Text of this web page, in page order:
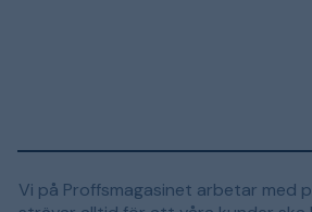
Vi på Proffsmagasinet arbetar med